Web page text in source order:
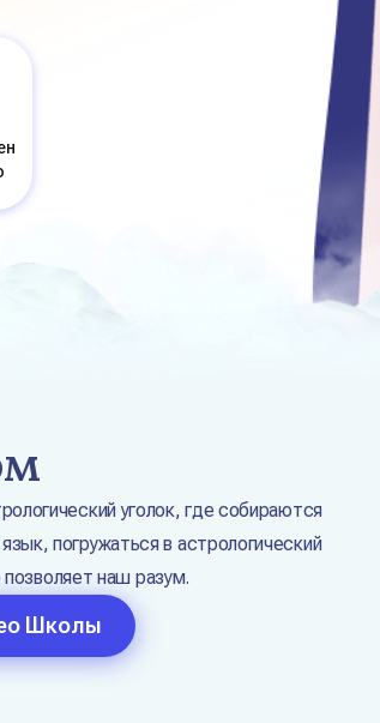
уголок, где собираются
погружаться в астрологический
наш разум.
Школы